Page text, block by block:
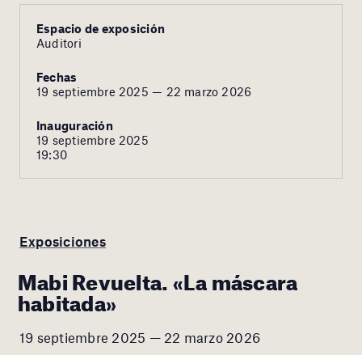
Espacio de exposición
Auditori
Fechas
19 septiembre 2025 — 22 marzo 2026
Inauguración
19 septiembre 2025
19:30
Exposiciones
Mabi Revuelta. «La máscara
habitada»
19 septiembre 2025 — 22 marzo 2026